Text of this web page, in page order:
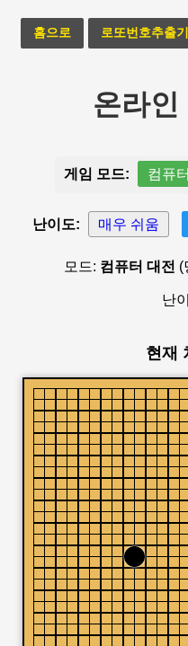
홈으로 로또번호추출기
온라인
게임 모드: 컴퓨
난이도: 매우 쉬움
모드: 컴퓨터 대전 (
난
현재